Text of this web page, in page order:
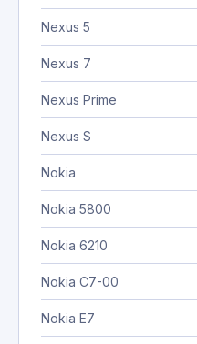
Nexus 5
Nexus 7
Nexus Prime
Nexus S
Nokia
Nokia 5800
Nokia 6210
Nokia C7-00
Nokia E7